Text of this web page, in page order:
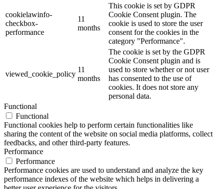
cookielawinfo-
checkbox-
performance
11
months
This cookie is set by GDPR
Cookie Consent plugin. The
cookie is used to store the user
consent for the cookies in the
category "Performance".
viewed_cookie_policy
11
months
The cookie is set by the GDPR
Cookie Consent plugin and is
used to store whether or not user
has consented to the use of
cookies. It does not store any
personal data.
Functional
Functional
Functional cookies help to perform certain functionalities like
sharing the content of the website on social media platforms, collect
feedbacks, and other third-party features.
Performance
Performance
Performance cookies are used to understand and analyze the key
performance indexes of the website which helps in delivering a